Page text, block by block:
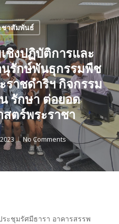
ชาสัมพันธ์
ชิงปฏิบัติการและ
รักษ์พันธุกรรมพืช
ราชดำริฯ กิจกรรม
รักษา ต่อยอด
ตร์พระราชา
No Comments
ะชุมรัศมีธารา อาคารสรรพ